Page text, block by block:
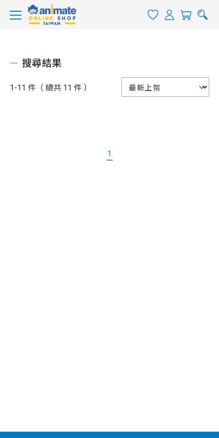
搜尋結果
1-11 件（ 總共 11 件 ）
1